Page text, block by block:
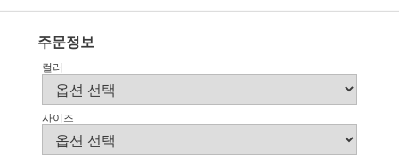
주문정보
컬러
사이즈